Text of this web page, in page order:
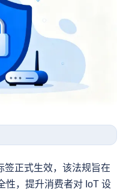
签正式生效，该法规旨在
性，提升消费者对 IoT 设